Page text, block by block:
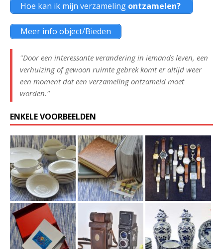
Hoe kan ik mijn verzameling ontzamelen?
Meer info object/Bieden
"Door een interessante verandering in iemands leven, een
verhuizing of gewoon ruimte gebrek komt er altijd weer
een moment dat een verzameling ontzameld moet
worden."
ENKELE VOORBEELDEN